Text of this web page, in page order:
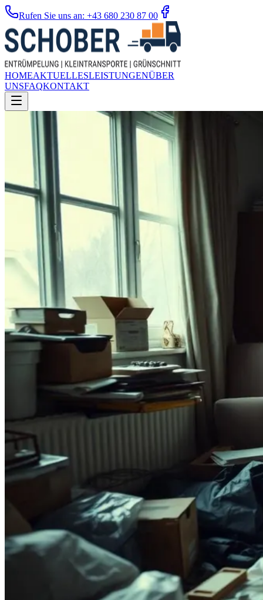
Rufen Sie uns an: +43 680 230 87 00
HOMEAKTUELLESLEISTUNGENÜBER
UNSFAQKONTAKT